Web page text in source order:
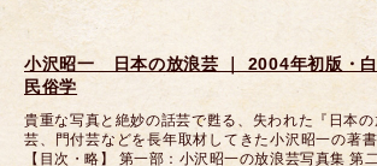
小沢昭一 日本の放浪芸 ｜ 2004年初版・白
民俗学
貴重な写真と絶妙の話芸で甦る、失われた『日本
芸、門付芸などを長年取材してきた小沢昭一の著書
【目次・略】 第一部：小沢昭一の放浪芸写真集 第